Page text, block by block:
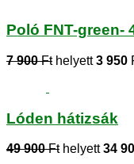
Poló FNT-green-
7 900 Fthelyett3 950
Lóden hátizsák
49 900 Fthelyett34